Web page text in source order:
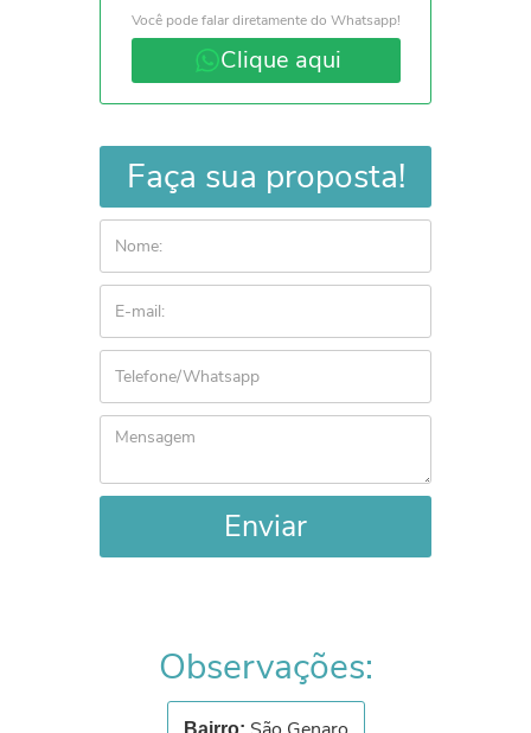
Você pode falar diretamente do Whatsapp!
Clique aqui
Faça sua proposta!
Enviar
Observações:
Bairro: